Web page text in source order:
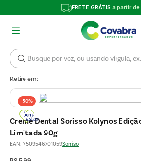
FRETE GRÁTIS a partir de
Retire em:
-50%
Creme Dental Sorisso Kolynos
Limitada 90g
EAN: 7509546701059Sorriso